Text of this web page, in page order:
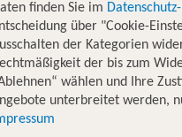
finden Sie im
über "Cookie-
der Kategorien
der bis zum
wählen und Ihre
unterbreitet werden,